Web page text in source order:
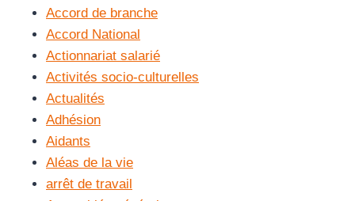
Accord de branche
Accord National
Actionnariat salarié
Activités socio-culturelles
Actualités
Adhésion
Aidants
Aléas de la vie
arrêt de travail